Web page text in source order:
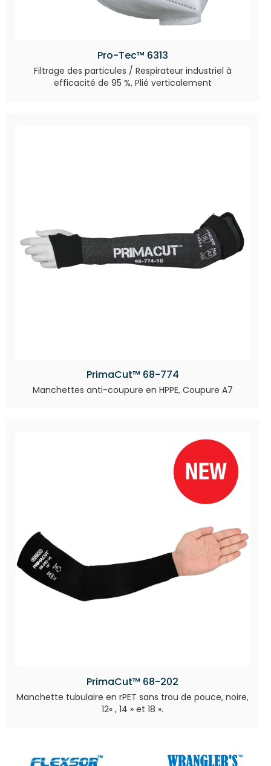
Pro-Tec™ 6313
Filtrage des particules / Respirateur industriel à
efficacité de 95 %, Plié verticalement
PrimaCut™ 68-774
Manchettes anti-coupure en HPPE, Coupure A7
PrimaCut™ 68-202
Manchette tubulaire en rPET sans trou de pouce, noire,
12« , 14 » et 18 ».